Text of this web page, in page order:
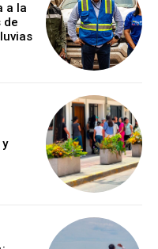
a la
de